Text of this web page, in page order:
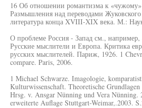
16 Об отношении романтизма к
Размышления над переводами
литература конца XVIII-XIX века. М.:
О проблеме Россия - Запад см.,
Русские мыслители и Европа. Критика
русских мыслителей. Париж, 1926. 1
compare. Paris, 2006.
1 Michael Schwarze. Imagologie,
Kulturwissenschaft. Theoretische
Hrsg. v. Ansgar Nünning und Vera Nünning.
erweiterte Auflage Stuttgart-Weimar,.2003.